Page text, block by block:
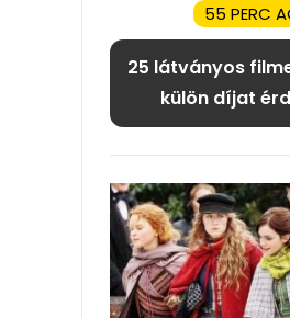
55 PERC
25 látványos
külön díjat